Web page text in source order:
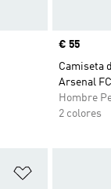
Precio
€ 55
Camiseta
Arsenal FC
Hombre
2 colores
Añadir a la